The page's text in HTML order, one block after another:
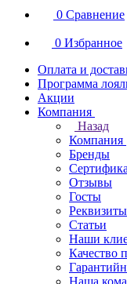
0 Сравнение
0 Избранное
Оплата и
Программа
Акции
Компания
Назад
Компания
Бренды
Отзывы
Госты
Реквизиты
Статьи
Наши
Качество
Наша